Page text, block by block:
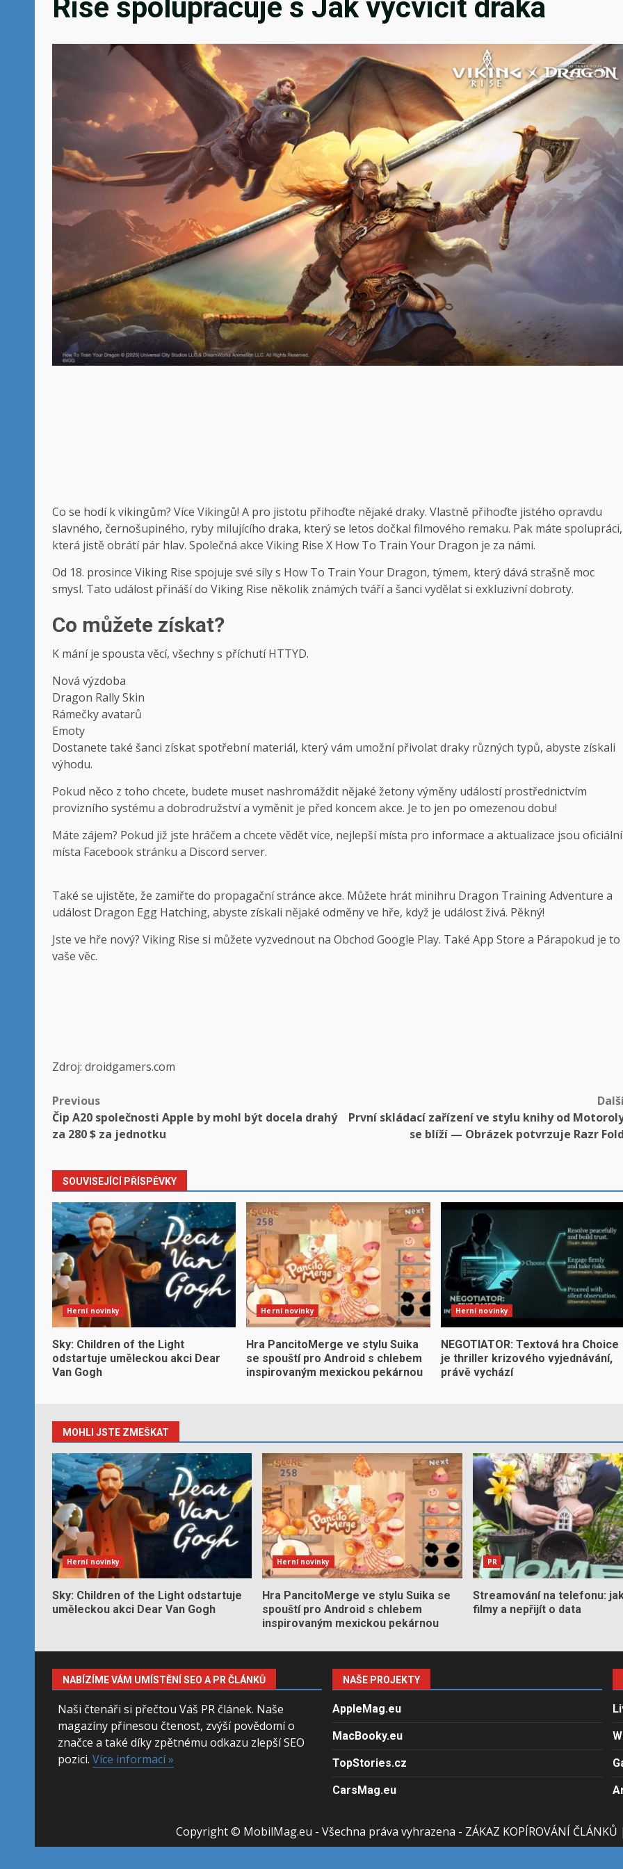
Rise spolupracuje s Jak vycvičit draka
Co se hodí k vikingům? Více Vikingů! A pro jistotu přihoďte nějaké draky. Vlastně přihoďte jistého opravdu
slavného, ​​černošupiného, ​​ryby milujícího draka, který se letos dočkal filmového remaku. Pak máte spolupráci,
která jistě obrátí pár hlav. Společná akce Viking Rise X How To Train Your Dragon je za námi.
Od 18. prosince Viking Rise spojuje své síly s How To Train Your Dragon, týmem, který dává strašně moc
smysl. Tato událost přináší do Viking Rise několik známých tváří a šanci vydělat si exkluzivní dobroty.
Co můžete získat?
K mání je spousta věcí, všechny s příchutí HTTYD.
Nová výzdoba
Dragon Rally Skin
Rámečky avatarů
Emoty
Dostanete také šanci získat spotřební materiál, který vám umožní přivolat draky různých typů, abyste získali
výhodu.
Pokud něco z toho chcete, budete muset nashromáždit nějaké žetony výměny událostí prostřednictvím
provizního systému a dobrodružství a vyměnit je před koncem akce. Je to jen po omezenou dobu!
Máte zájem? Pokud již jste hráčem a chcete vědět více, nejlepší místa pro informace a aktualizace jsou oficiální
místa Facebookstránku a Discord server.
Také se ujistěte, že zamiřte do propagační stránce akce. Můžete hrát minihru Dragon Training Adventure a
událost Dragon Egg Hatching, abyste získali nějaké odměny ve hře, když je událost živá. Pěkný!
Jste ve hře nový? Viking Rise si můžete vyzvednout na Obchod Google Play. Také App Store a Párapokud je to
vaše věc.
Zdroj: droidgamers.com
Post
navigation
Previous
Čip A20 společnosti Apple by mohl být docela drahý
za 280 $ za jednotku
První skládací zařízení ve stylu knihy od
se blíží — Obrázek potvrzuje Razr Fold
SOUVISEJÍCÍ PŘÍSPĚVKY
Herní novinky
Sky: Children of the Light
odstartuje uměleckou akci Dear
Van Gogh
Herní novinky
Hra PancitoMerge ve stylu Suika
se spouští pro Android s chlebem
inspirovaným mexickou pekárnou
Herní novinky
NEGOTIATOR: Textová hra Choice
je thriller krizového vyjednávání,
právě vychází
MOHLI JSTE ZMEŠKAT
Herní novinky
Sky: Children of the Light odstartuje
uměleckou akci Dear Van Gogh
Herní novinky
Hra PancitoMerge ve stylu Suika se
spouští pro Android s chlebem
inspirovaným mexickou pekárnou
PR
Streamování na telefonu:
filmy a nepřijít o data
NABÍZÍME VÁM UMÍSTĚNÍ SEO A PR ČLÁNKŮ
Naši čtenáři si přečtou Váš PR článek. Naše
magazíny přinesou čtenost, zvýší povědomí o
značce a také díky zpětnému odkazu zlepší SEO
pozici. Více informací »
NAŠE PROJEKTY
AppleMag.eu
MacBooky.eu
TopStories.cz
CarsMag.eu
Copyright © MobilMag.eu - Všechna práva vyhrazena - ZÁKAZ KOPÍROVÁNÍ ČLÁNKŮ |